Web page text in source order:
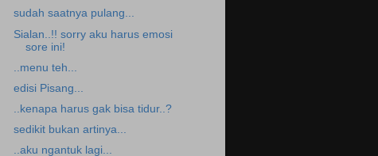
sudah saatnya pulang...
Sialan..!! sorry aku harus emosi
sore ini!
..menu teh...
edisi Pisang...
..kenapa harus gak bisa tidur..?
sedikit bukan artinya...
..aku ngantuk lagi...